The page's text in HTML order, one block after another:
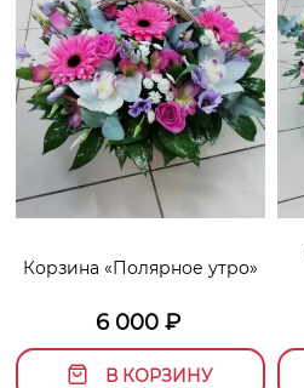
Корзина «Полярное утро»
6 000₽
В КОРЗИНУ